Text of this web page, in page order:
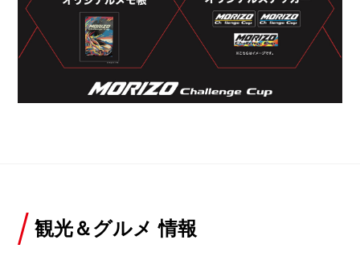
観光＆グルメ 情報